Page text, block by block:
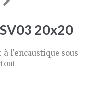
20x20
l'encaustique sous